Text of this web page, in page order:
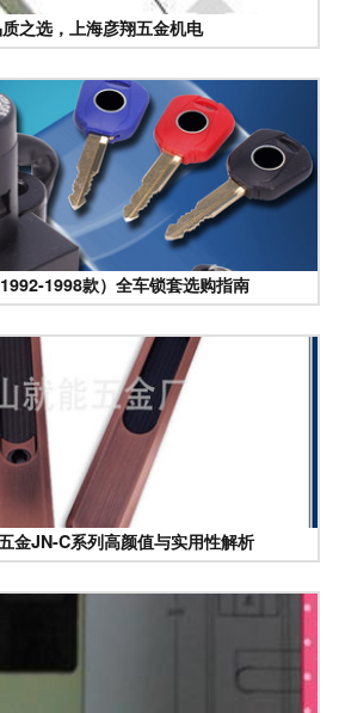
之选，上海彦翔五金机电
1998款）全车锁套选购指南
金JN-C系列高颜值与实用性解析